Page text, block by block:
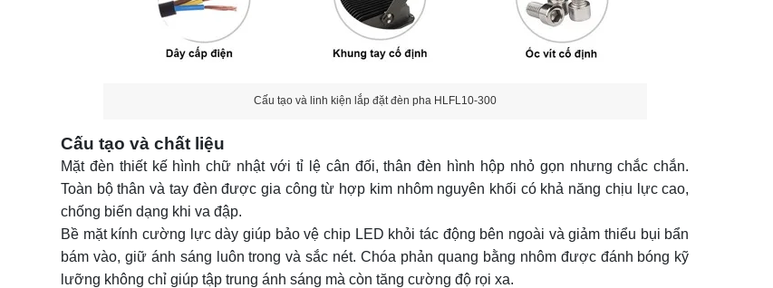
Cấu tạo và linh kiện lắp đặt đèn pha HLFL10-300
Cấu tạo và chất liệu
Mặt đèn thiết kế hình chữ nhật với tỉ lệ cân đối, thân đèn hình hộp nhỏ gọn nhưng chắc chắn.
Toàn bộ thân và tay đèn được gia công từ hợp kim nhôm nguyên khối có khả năng chịu lực cao,
chống biến dạng khi va đập.
Bề mặt kính cường lực dày giúp bảo vệ chip LED khỏi tác động bên ngoài và giảm thiểu bụi bẩn
bám vào, giữ ánh sáng luôn trong và sắc nét. Chóa phản quang bằng nhôm được đánh bóng kỹ
lưỡng không chỉ giúp tập trung ánh sáng mà còn tăng cường độ rọi xa.